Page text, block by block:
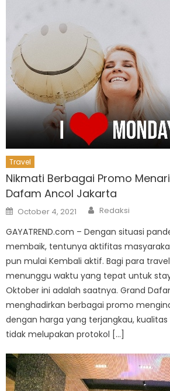
Travel
Nikmati Berbagai Promo
Dafam Ancol Jakarta
Posted
on
October 4, 2021 Author
Redaksi
GAYATREND.com – Dengan situasi
membaik, tentunya aktifitas
pun mulai Kembali aktif. Bagi para
menunggu waktu yang tepat untuk
Oktober ini adalah saatnya. Grand
menghadirkan berbagai promo
dengan harga yang terjangkau,
tidak melupakan protokol […]